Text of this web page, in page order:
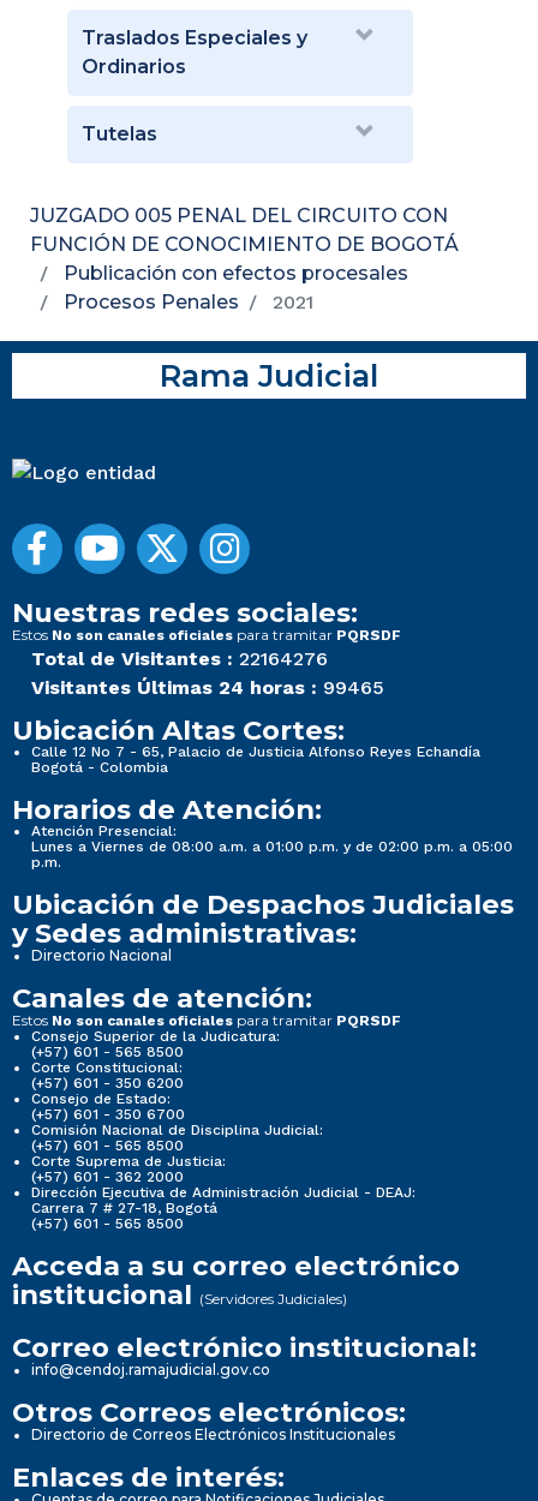
Traslados Especiales y
Ordinarios
Tutelas
JUZGADO 005 PENAL DEL CIRCUITO CON
FUNCIÓN DE CONOCIMIENTO DE BOGOTÁ
Publicación con efectos procesales
Procesos Penales
2021
Rama Judicial
Nuestras redes sociales:
Estos No son canales oficiales para tramitar PQRSDF
Total de Visitantes : 22164276
Visitantes Últimas 24 horas : 99465
Ubicación Altas Cortes:
Calle 12 No 7 - 65, Palacio de Justicia Alfonso Reyes Echandía
Bogotá - Colombia
Horarios de Atención:
Atención Presencial:
Lunes a Viernes de 08:00 a.m. a 01:00 p.m. y de 02:00 p.m. a 05:00
p.m.
Ubicación de Despachos Judiciales
y Sedes administrativas:
Directorio Nacional
Canales de atención:
Estos No son canales oficiales para tramitar PQRSDF
Consejo Superior de la Judicatura:
(+57) 601 - 565 8500
Corte Constitucional:
(+57) 601 - 350 6200
Consejo de Estado:
(+57) 601 - 350 6700
Comisión Nacional de Disciplina Judicial:
(+57) 601 - 565 8500
Corte Suprema de Justicia:
(+57) 601 - 362 2000
Dirección Ejecutiva de Administración Judicial - DEAJ:
Carrera 7 # 27-18, Bogotá
(+57) 601 - 565 8500
Acceda a su correo electrónico
institucional (Servidores Judiciales)
Correo electrónico institucional:
info@cendoj.ramajudicial.gov.co
Otros Correos electrónicos:
Directorio de Correos Electrónicos Institucionales
Enlaces de interés: